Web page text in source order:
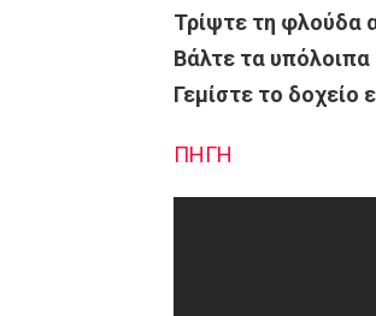
Τρίψτε τη φλούδα
Βάλτε τα
Γεμίστε το δοχείο
ΠΗΓΗ